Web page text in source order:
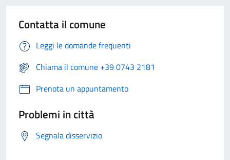
Contatta il comune
Leggi le domande frequenti
Chiama il comune +39 0743 2181
Prenota un appuntamento
Problemi in città
Segnala disservizio